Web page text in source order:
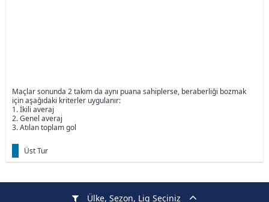
Ülke, Sezon, Lig Seçiniz
Maçlar sonunda 2 takım da aynı puana sahiplerse, beraberliği bozmak
için aşağıdaki kriterler uygulanır:
1. İkili averaj
2. Genel averaj
3. Atılan toplam gol
Üst Tur